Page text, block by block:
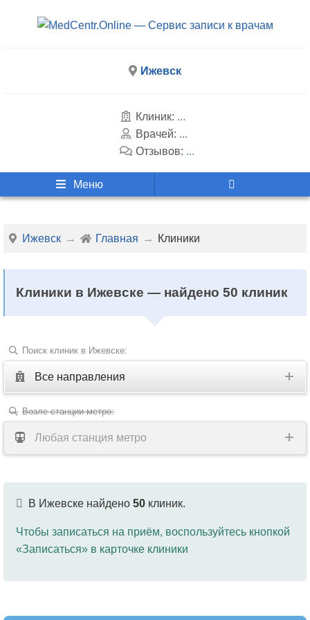
Ижевск
Клиник: ...
Врачей: ...
Отзывов: ...
Меню
Ижевск Главная Клиники
Клиники в Ижевске — найдено 50 клиник
Поиск клиник в Ижевске:
Все направления
Все
Акушерство
гинекология
Аллергология
Возле станции метро:
Любая станция метро
В Ижевске найдено 50 клиник.
Чтобы записаться на приём, воспользуйтесь кнопкой
«Записаться» в карточке клиники